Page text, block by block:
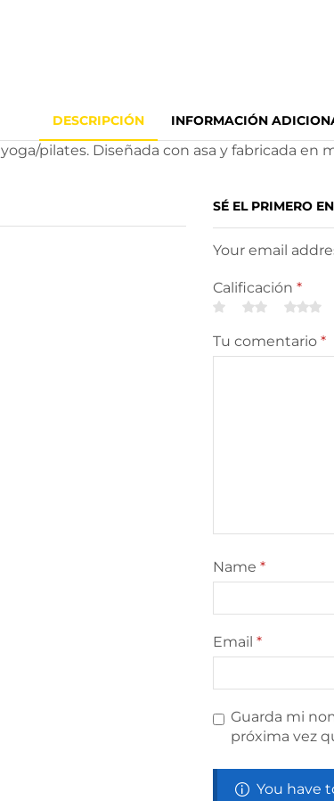
DESCRIPCIÓN INFORMACIÓN
pilates. Diseñada con asa y fabricada en
SÉ EL PRIMERO
Your email
Calificación *
Tu comentario *
Name *
Email *
Guarda mi
próxima vez
You have